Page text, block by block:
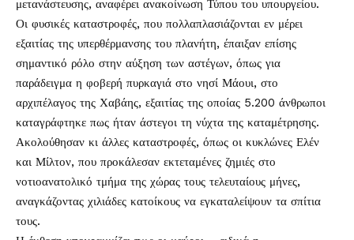
μετανάστευσης, αναφέρει ανακοίνωση Τύπου του υπουργείου.
Οι φυσικές καταστροφές, που πολλαπλασιάζονται εν μέρει
εξαιτίας της υπερθέρμανσης του πλανήτη, έπαιξαν επίσης
σημαντικό ρόλο στην αύξηση των αστέγων, όπως για
παράδειγμα η φοβερή πυρκαγιά στο νησί Μάουι, στο
αρχιπέλαγος της Χαβάης, εξαιτίας της οποίας 5.200 άνθρωποι
καταγράφτηκε πως ήταν άστεγοι τη νύχτα της καταμέτρησης.
Ακολούθησαν κι άλλες καταστροφές, όπως οι κυκλώνες Ελέν
και Μίλτον, που προκάλεσαν εκτεταμένες ζημιές στο
νοτιοανατολικό τμήμα της χώρας τους τελευταίους μήνες,
αναγκάζοντας χιλιάδες κατοίκους να εγκαταλείψουν τα σπίτια
τους.